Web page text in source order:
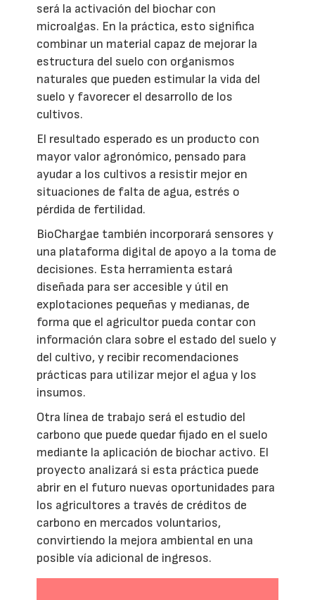
será la activación del biochar con
microalgas. En la práctica, esto significa
combinar un material capaz de mejorar la
estructura del suelo con organismos
naturales que pueden estimular la vida del
suelo y favorecer el desarrollo de los
cultivos.
El resultado esperado es un producto con
mayor valor agronómico, pensado para
ayudar a los cultivos a resistir mejor en
situaciones de falta de agua, estrés o
pérdida de fertilidad.
BioChargae también incorporará sensores y
una plataforma digital de apoyo a la toma de
decisiones. Esta herramienta estará
diseñada para ser accesible y útil en
explotaciones pequeñas y medianas, de
forma que el agricultor pueda contar con
información clara sobre el estado del suelo y
del cultivo, y recibir recomendaciones
prácticas para utilizar mejor el agua y los
insumos.
Otra línea de trabajo será el estudio del
carbono que puede quedar fijado en el suelo
mediante la aplicación de biochar activo. El
proyecto analizará si esta práctica puede
abrir en el futuro nuevas oportunidades para
los agricultores a través de créditos de
carbono en mercados voluntarios,
convirtiendo la mejora ambiental en una
posible vía adicional de ingresos.